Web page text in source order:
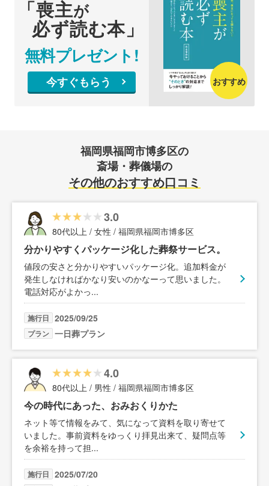
「喪主が
必ず読む本」
無料プレゼント!
今すぐもらう おすすめ
福岡県福岡市博多区の
斎場・葬儀場の
その他のおすすめ口コミ
3.0
80代以上 / 女性 / 福岡県福岡市博多区
分かりやすくパッケージ化した葬祭サービス。
値段の安さと分かりやすいパッケージ化。追加料金が
発生しなければかなり安いのかなーって思いました。
電話対応がよかっ...
施行日 2025/09/25
プラン 一日葬プラン
4.0
80代以上 / 男性 / 福岡県福岡市博多区
今の時代にあった、おみおくりかた
ネット等て情報をみて、気になって資料を取り寄せて
いました。事前資料をゆっくり拝見出来て、疑問点等
を余裕を持って担...
施行日 2025/07/20